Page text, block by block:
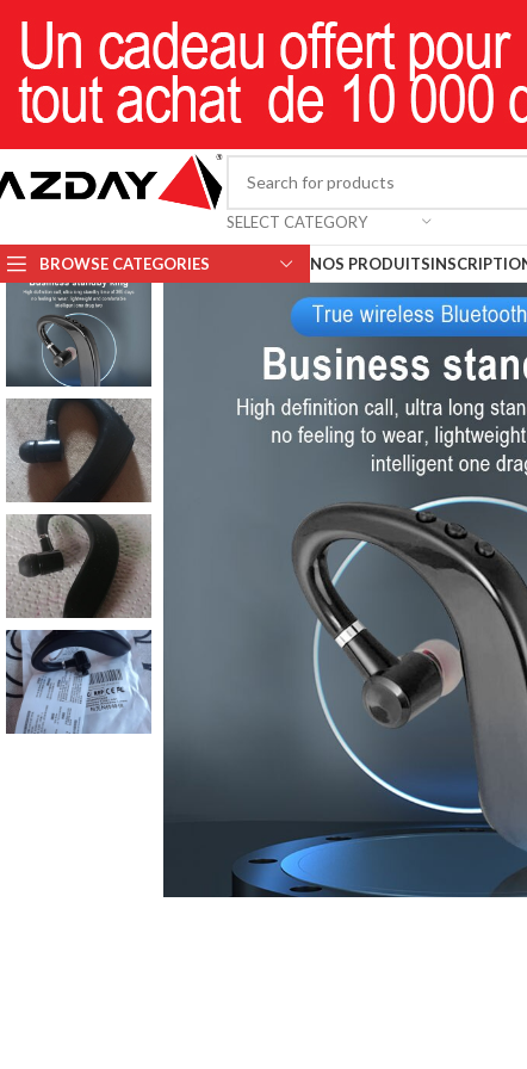
SELECT CATEGORY
BROWSE CATEGORIES NOS PRODUITS